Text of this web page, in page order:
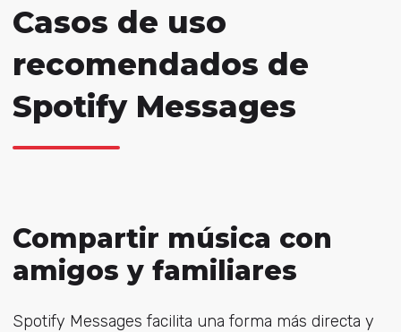
Casos de uso
recomendados de
Spotify Messages
Compartir música con
amigos y familiares
Spotify Messages facilita una forma más directa y